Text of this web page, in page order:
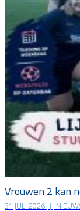
Vrouwen 2 kan
31 JULI 2026 |